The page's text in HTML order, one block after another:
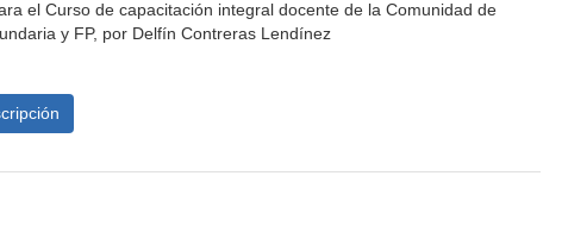
el Curso de capacitación integral docente de la Comunidad de
y FP, por Delfín Contreras Lendínez